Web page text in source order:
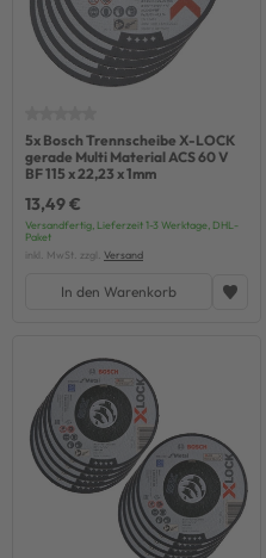
5x Bosch Trennscheibe X-LOCK
gerade Multi Material ACS 60 V
BF 115 x 22,23 x 1mm
13,49 €
Versandfertig, Lieferzeit 1-3 Werktage, DHL-
Paket
inkl. MwSt. zzgl. Versand
In den Warenkorb